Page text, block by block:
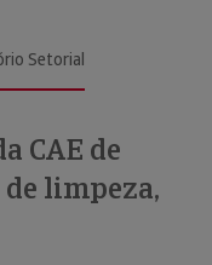
Setorial
CAE de
limpeza,